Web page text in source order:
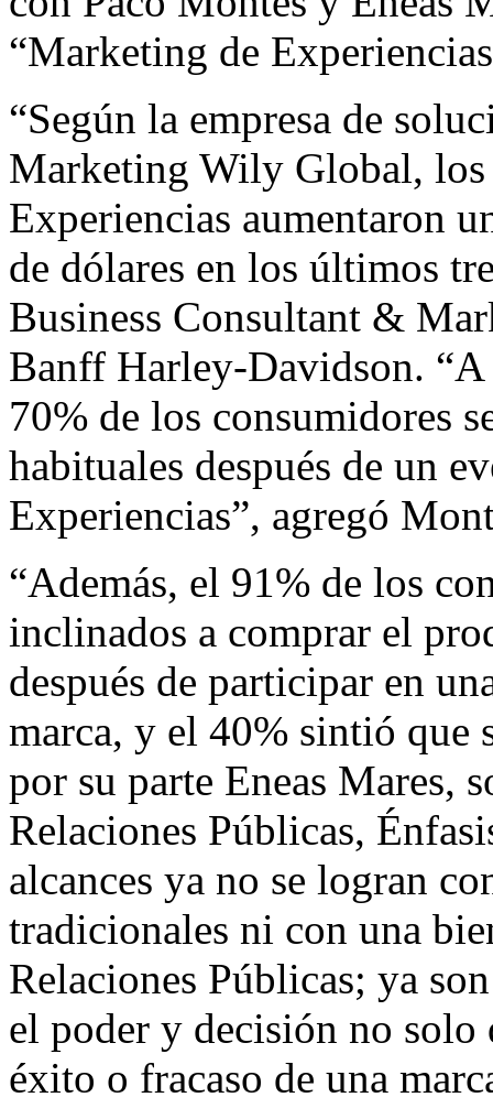
“Marketing de
“Según la empresa de
Marketing Wily Global,
Experiencias aumentaron
de dólares en los últimos
Business Consultant &
Banff Harley-Davidson. “A
70% de los consumidores
habituales después de un
Experiencias”, agregó
“Además, el 91% de los
inclinados a comprar el
después de participar en
marca, y el 40% sintió que
por su parte Eneas Mares,
Relaciones Públicas,
alcances ya no se logran
tradicionales ni con una
Relaciones Públicas; ya
el poder y decisión no
éxito o fracaso de una